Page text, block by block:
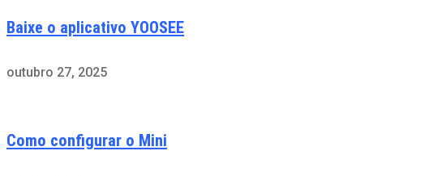
Baixe o aplicativo YOOSEE
outubro 27, 2025
Como configurar o Mini